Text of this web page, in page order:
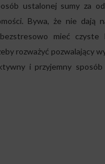
ustalonej sumy za
Bywa, że nie dają
mieć czyste
rozważyć pozwalający
i przyjemny